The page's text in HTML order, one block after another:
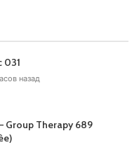
031
назад
Group Therapy 689